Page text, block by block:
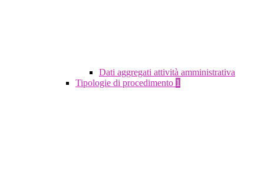
Dati aggregati attività amministrativa
Tipologie di procedimento 1